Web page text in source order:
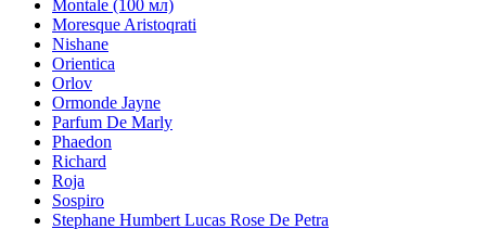
Montale (100 мл)
Moresque Aristoqrati
Nishane
Orientica
Orlov
Ormonde Jayne
Parfum De Marly
Phaedon
Richard
Roja
Sospiro
Stephane Humbert Lucas Rose De Petra